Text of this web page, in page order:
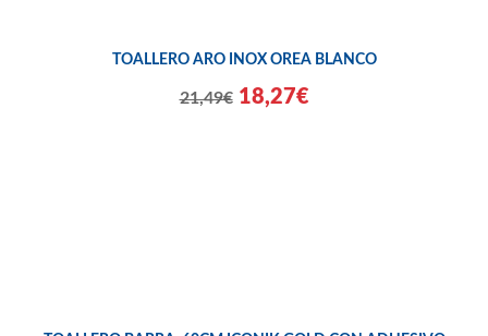
TOALLERO ARO INOX OREA BLANCO
21,49€ 18,27€